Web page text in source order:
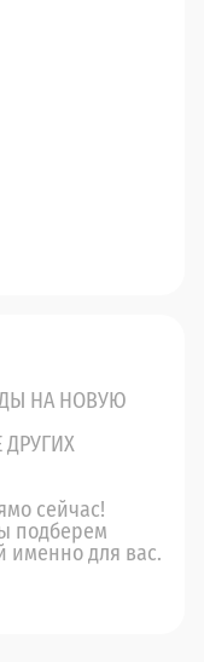
НА НОВУЮ
сейчас!
подберем
именно для вас.